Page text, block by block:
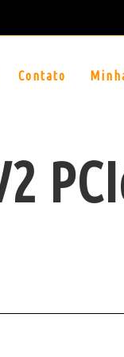
Contato